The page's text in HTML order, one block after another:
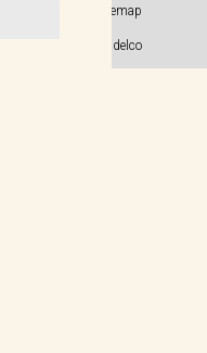
Sitemap
© 2026 Weidelco